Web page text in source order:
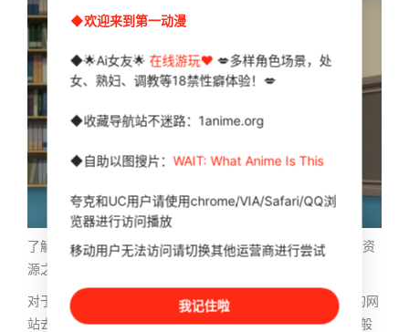
了解完里番主要是别人从DVD提取后发布，以及少量的WEB资
源之后就能方便我们去更方便的提升观影体验了。
对于古早里番而言舍得花钱的情况下可以尝试去dlsite之类的网
站去搜索一下是否有在线播放的视频资源。但是这种资源一般
◆欢迎来到第一动漫
◆🌟Ai女友🌟 在线游玩❤️ 💋多样角色场景，处
女、熟妇、调教等18禁性癖体验！💋
◆收藏导航站不迷路：1anime.org
◆自助以图搜片：WAIT: What Anime Is This
夸克和UC用户请使用chrome/VIA/Safari/QQ浏
览器进行访问播放
移动用户无法访问请切换其他运营商进行尝试
我记住啦